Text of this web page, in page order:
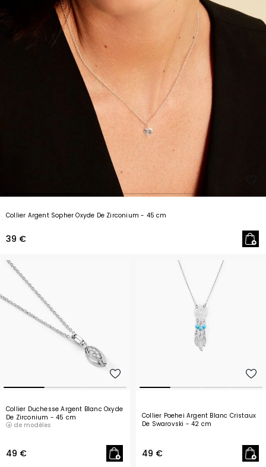
Collier Argent Sopher Oxyde De Zirconium- 45 cm
39 €
Collier Duchesse Argent Blanc Oxyde
De Zirconium - 45 cm
de modèles
49 €
Collier Poehei Argent Blanc Cristaux
De Swarovski - 42 cm
49 €